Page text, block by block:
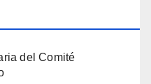
del Comité